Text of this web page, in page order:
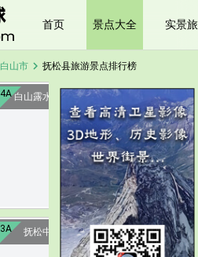
首页 景点大全 实景
白山市 chevron_right 抚松县旅游景点排行榜
4A
image
白山露水河国家森林公园
3A 抚松中国人参博物馆